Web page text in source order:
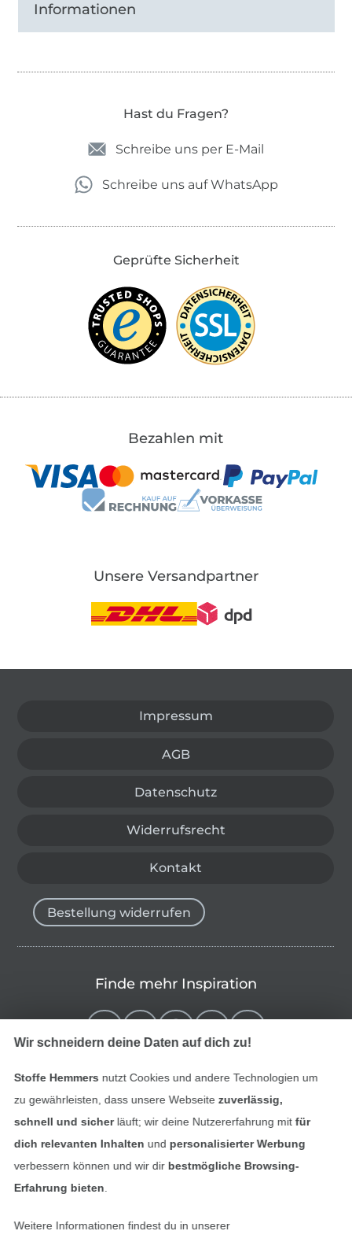
Informationen
Hast du Fragen?
Schreibe uns per E-Mail
Schreibe uns auf WhatsApp
Geprüfte Sicherheit
Bezahlen mit
Unsere Versandpartner
Impressum
AGB
Datenschutz
Widerrufsrecht
Kontakt
Bestellung widerrufen
Finde mehr Inspiration
Deutsch
Wir schneidern deine Daten auf dich zu!
Stoffe Hemmers nutzt Cookies und andere Technologien um
zu gewährleisten, dass unsere Webseite zuverlässig,
schnell und sicherläuft; wir deine Nutzererfahrung mitfür
dich relevanten Inhalten und personalisierter Werbung
verbessern können und wir dir bestmögliche Browsing-
Erfahrung bieten
Weitere Informationen findest du in unserer